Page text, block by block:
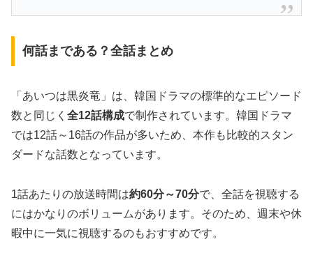
何話まである？全話まとめ
「あいつは黒炎竜」は、韓国ドラマの標準的なエピソード
数と同じく 全12話構成で制作されています。韓国ドラマ
では12話～16話の作品が多いため、本作も比較的スタン
ダードな話数となっています。
1話あたりの放送時間は約60分～70分で、全話を視聴する
にはかなりのボリュームがあります。そのため、週末や休
暇中に一気に視聴するのもおすすめです。